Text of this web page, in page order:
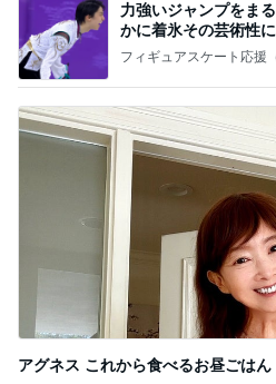
力強いジャンプをま
かに着氷その芸術性
なす
フィギュアスケート応援
アグネス これから食べるお昼ごはん